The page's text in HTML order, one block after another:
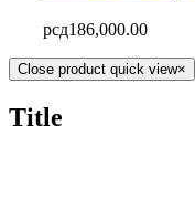
рсд186,000.00
Close product quick view×
Title